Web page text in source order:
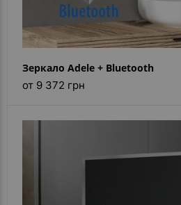
Зеркало Adele + Bluetooth
от 9 372 грн